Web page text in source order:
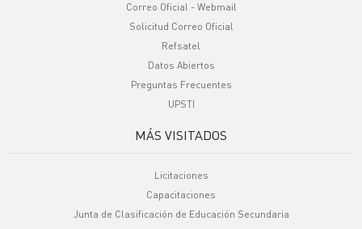
Correo Oficial - Webmail
Solicitud Correo Oficial
Refsatel
Datos Abiertos
Preguntas Frecuentes
UPSTI
MÁS VISITADOS
Licitaciones
Capacitaciones
Junta de Clasificación de Educación Secundaria